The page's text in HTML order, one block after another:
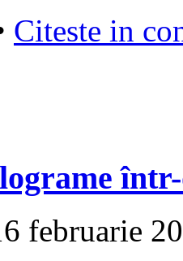
Citeste in
februarie